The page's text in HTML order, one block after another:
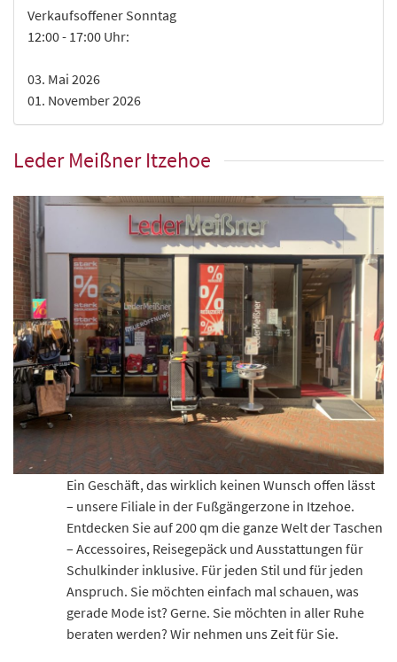
Verkaufsoffener Sonntag
12:00 - 17:00 Uhr:
03. Mai 2026
01. November 2026
Leder MeißnerItzehoe
Ein Geschäft, das wirklich keinen Wunsch offen lässt
– unsere Filiale in der Fußgängerzone in Itzehoe.
Entdecken Sie auf 200 qm die ganze Welt der Taschen
– Accessoires, Reisegepäck und Ausstattungen für
Schulkinder inklusive. Für jeden Stil und für jeden
Anspruch. Sie möchten einfach mal schauen, was
gerade Mode ist? Gerne. Sie möchten in aller Ruhe
beraten werden? Wir nehmen uns Zeit für Sie.